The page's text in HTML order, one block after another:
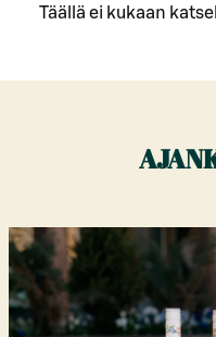
Täällä ei kukaan